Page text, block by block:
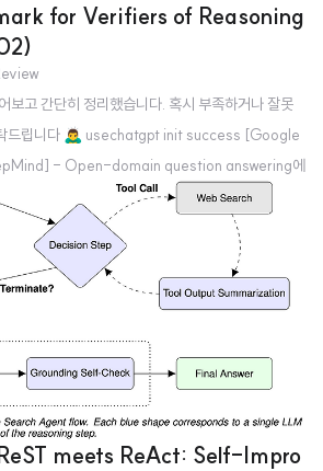
for Verifiers of Reasoning
보고 간단히 정리했습니다. 혹시 부족하거나 잘못
드립니다 🙇‍♂️ usechatgpt init success [Google
- Open-domain question answering에
(CoT) 추론을 자동적으로 평가할 수 있는 ver
크를 REVEAL: Reasoning Verification Evaluat
인공지능 모델이 어떤 질문에 답변할 때 reas
면 그 답변의 정확도가 크게 향상된다는 것이 알려
발히 이뤄지고 있습니다. 대표..
meets ReAct: Self-Impro